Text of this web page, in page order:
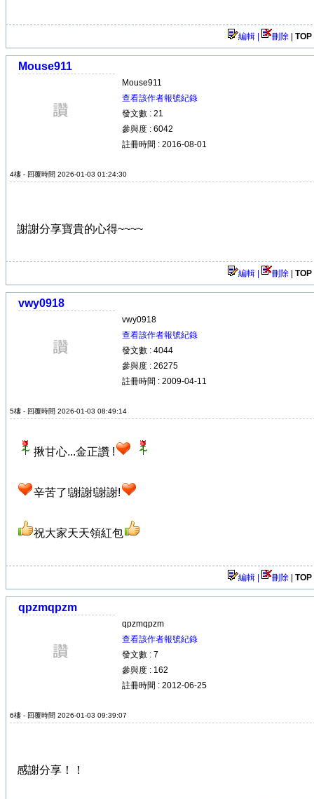
編輯 | 刪除 TOP
Mouse911
Mouse911
查看該作者報號紀錄
發文數 : 21
參與度 : 6042
註冊時間 : 2016-08-01
4樓 - 回覆時間 2026-01-03 01:24:30
謝謝分享寶貴的心得~~~~
編輯 | 刪除 TOP
vwy0918
vwy0918
查看該作者報號紀錄
發文數 : 4044
參與度 : 26275
註冊時間 : 2009-04-11
5樓 - 回覆時間 2026-01-03 08:49:14
揪甘心...金正讚 !
辛苦了!謝謝!謝謝!
祝大家天天領紅包
編輯 | 刪除 TOP
qpzmqpzm
qpzmqpzm
查看該作者報號紀錄
發文數 : 7
參與度 : 162
註冊時間 : 2012-06-25
6樓 - 回覆時間 2026-01-03 09:39:07
感謝分享！！